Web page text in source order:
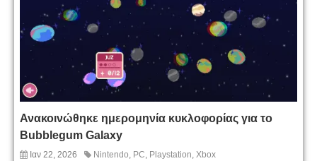
Ανακοινώθηκε ημερομηνία κυκλοφορίας για το
Bubblegum Galaxy
Ιαν 22, 2026 Nintendo, PC, Playstation, Xbox